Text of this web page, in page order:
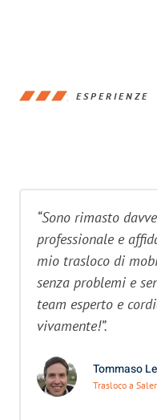
ESPERIENZE
“Sono rimasto
professionale e
mio trasloco di
senza problemi e
team esperto e
vivamente!”.
Tommaso
Trasloco a